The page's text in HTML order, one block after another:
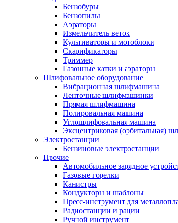
Бензобуры
Бензопилы
Аэраторы
Измельчитель веток
Культиваторы и мотоблоки
Скарификаторы
Триммер
Газонные катки и аэраторы
Шлифовальное оборудование
Вибрационная шлифмашина
Ленточные шлифмашинки
Прямая шлифмашина
Полировальная машина
Углошлифовальная машина
Эксцентриковая (орбитальная)
Электростанции
Бензиновые электростанции
Прочие
Автомобильное зарядное
Газовые горелки
Канистры
Кондукторы и шаблоны
Пресс-инструмент для
Радиостанции и рации
Ручной инструмент